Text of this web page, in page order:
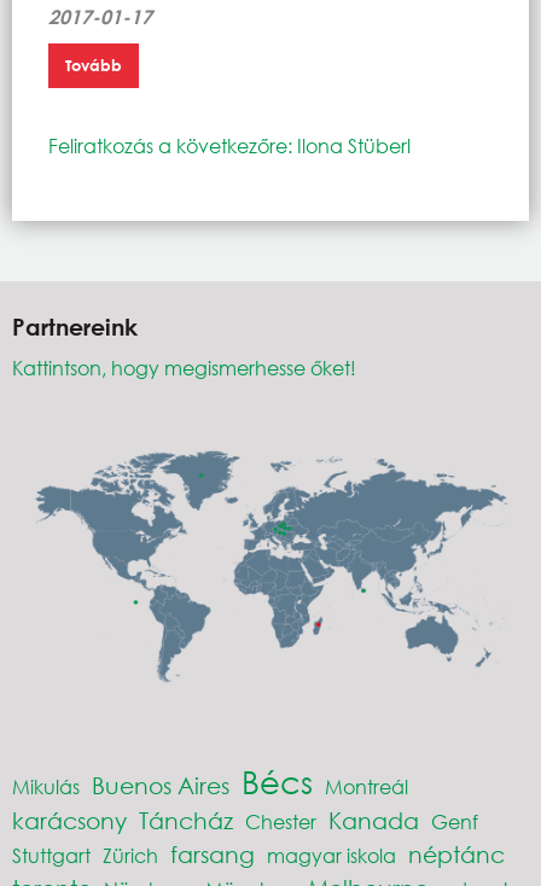
2017-01-17
Tovább
Feliratkozás a következőre: Ilona Stüberl
Partnereink
Kattintson, hogy megismerhesse őket!
Mikulás Buenos Aires Bécs Montreál
karácsony Táncház Chester Kanada Genf
Stuttgart Zürich farsang magyar iskola néptánc